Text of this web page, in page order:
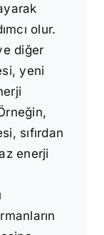
olur.
diğer
yeni
sıfırdan
enerji